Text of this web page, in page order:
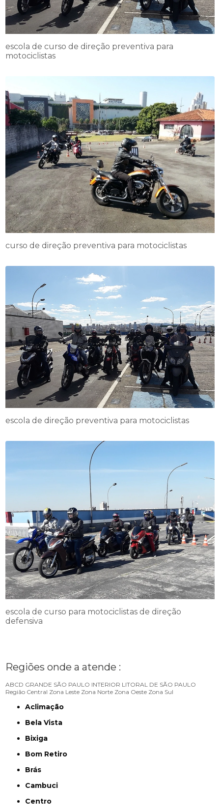
escola de curso de direção preventiva para
motociclistas
curso de direção preventiva para motociclistas
escola de direção preventiva para motociclistas
escola de curso para motociclistas de direção
defensiva
Regiões onde a atende :
ABCD GRANDE SÃO PAULO INTERIOR LITORAL DE SÃO PAULO
Região Central Zona Leste Zona Norte Zona Oeste Zona Sul
Aclimação
Bela Vista
Bixiga
Bom Retiro
Brás
Cambuci
Centro